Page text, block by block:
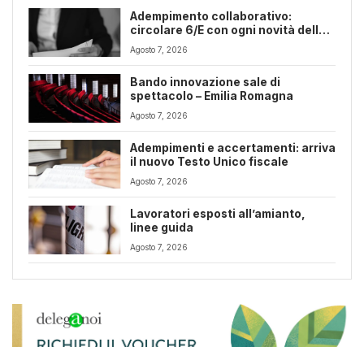
Adempimento collaborativo:
circolare 6/E con ogni novità della
riforma fiscale
Agosto 7, 2026
Bando innovazione sale di
spettacolo – Emilia Romagna
Agosto 7, 2026
Adempimenti e accertamenti: arriva
il nuovo Testo Unico fiscale
Agosto 7, 2026
Lavoratori esposti all’amianto,
linee guida
Agosto 7, 2026